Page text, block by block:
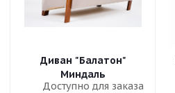
Диван "Балатон"
Миндаль
Доступно для заказа